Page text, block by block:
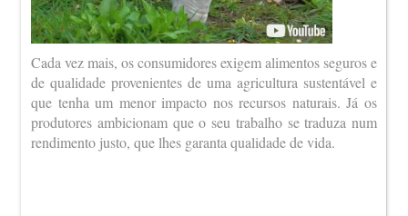
Cada vez mais, os consumidores exigem alimentos seguros e
de qualidade provenientes de uma agricultura sustentável e
que tenha um menor impacto nos recursos naturais. Já os
produtores ambicionam que o seu trabalho se traduza num
rendimento justo, que lhes garanta qualidade de vida.